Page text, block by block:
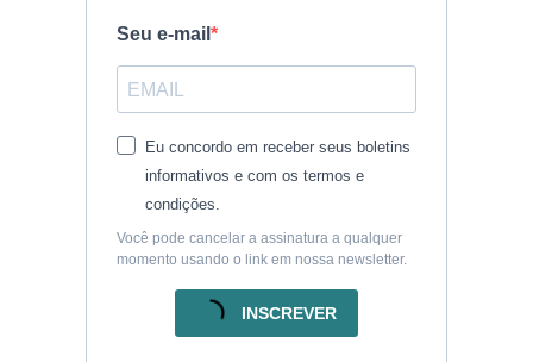
Seu e-mail
Eu concordo em receber seus boletins
informativos e com os termos e
condições.
Você pode cancelar a assinatura a qualquer
momento usando o link em nossa newsletter.
INSCREVER